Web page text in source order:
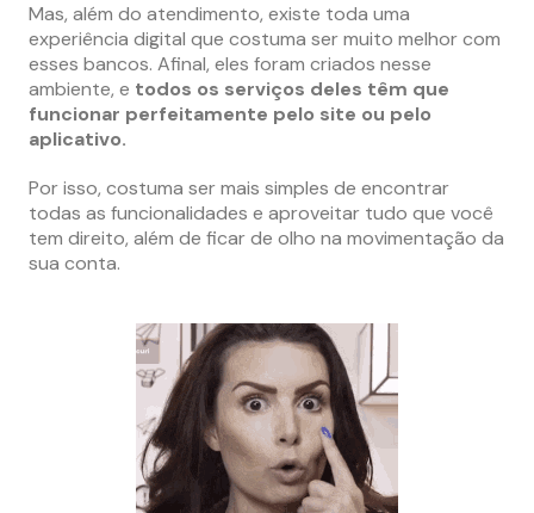
Mas, além do atendimento, existe toda uma
experiência digital que costuma ser muito melhor com
esses bancos. Afinal, eles foram criados nesse
ambiente, e todos os serviços deles têm que
funcionar perfeitamente pelo site ou pelo
aplicativo.
Por isso, costuma ser mais simples de encontrar
todas as funcionalidades e aproveitar tudo que você
tem direito, além de ficar de olho na movimentação da
sua conta.